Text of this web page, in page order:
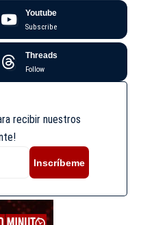
Youtube
Subscribe
Threads
Follow
recibir nuestros
Inscríbeme